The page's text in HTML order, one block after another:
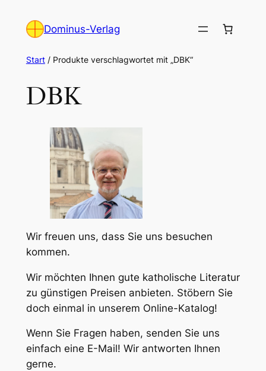
Inhalt
Dominus-Verlag
Start/ Produkte verschlagwortet mit „DBK“
DBK
Wir freuen uns, dass Sie uns besuchen
kommen.
Wir möchten Ihnen gute katholische Literatur
zu günstigen Preisen anbieten. Stöbern Sie
doch einmal in unserem Online-Katalog!
Wenn Sie Fragen haben, senden Sie uns
einfach eine E-Mail! Wir antworten Ihnen
gerne.